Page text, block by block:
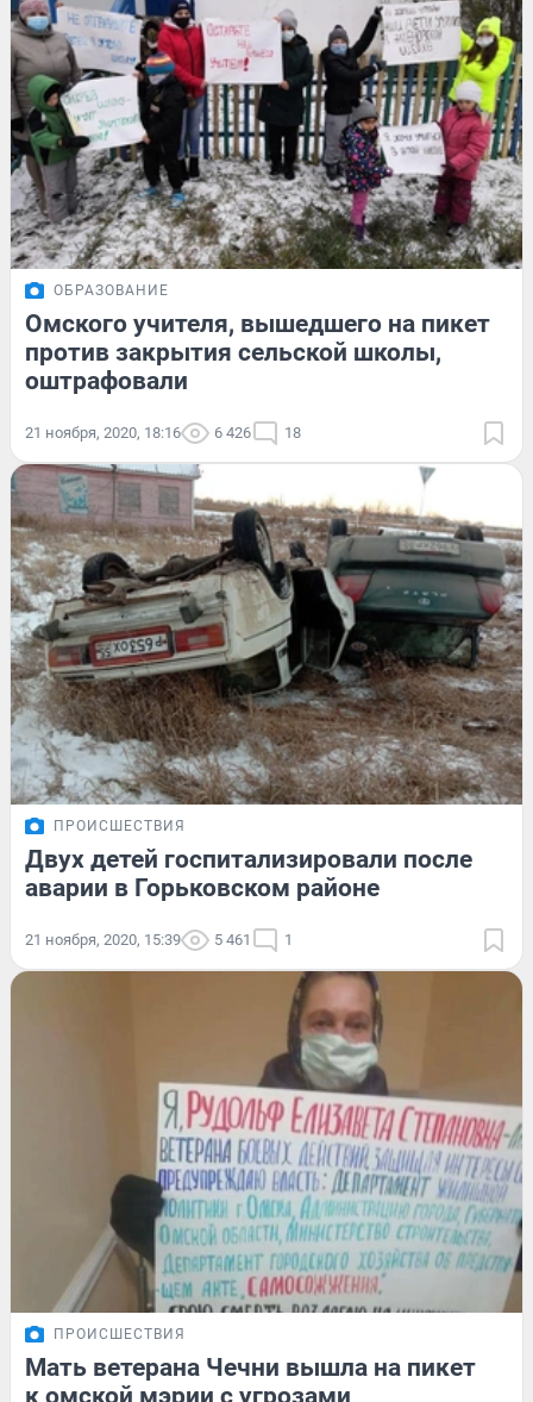
ОБРАЗОВАНИЕ
Омского учителя, вышедшего на пикет
против закрытия сельской школы,
оштрафовали
21 ноября, 2020, 18:16 6 426 18
ПРОИСШЕСТВИЯ
Двух детей госпитализировали после
аварии в Горьковском районе
21 ноября, 2020, 15:39 5 461 1
ПРОИСШЕСТВИЯ
Мать ветерана Чечни вышла на пикет
к омской мэрии с угрозами